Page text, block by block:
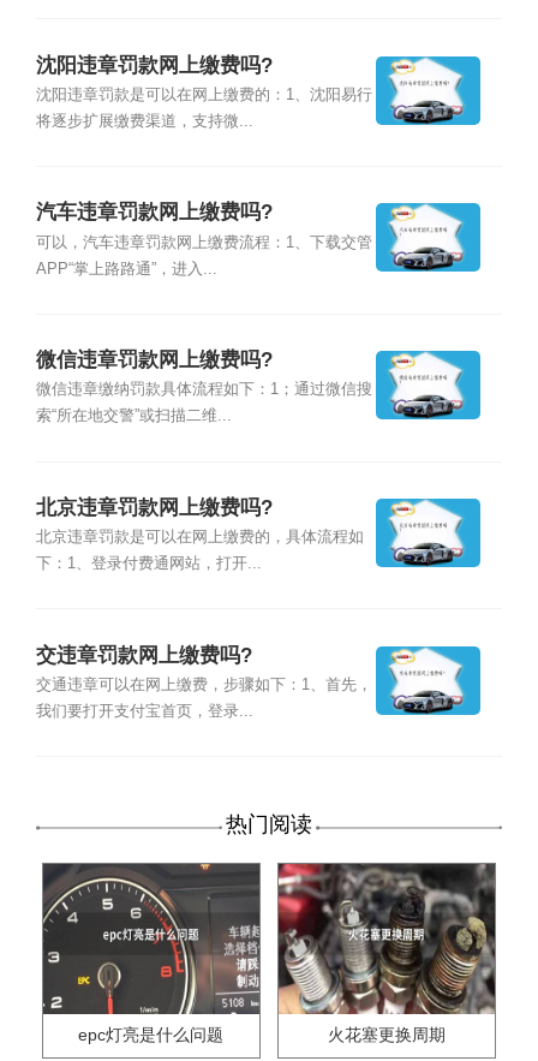
沈阳违章罚款网上缴费吗?
沈阳违章罚款是可以在网上缴费的：1、沈阳易行
将逐步扩展缴费渠道，支持微...
汽车违章罚款网上缴费吗?
可以，汽车违章罚款网上缴费流程：1、下载交管
APP“掌上路路通”，进入...
微信违章罚款网上缴费吗?
微信违章缴纳罚款具体流程如下：1；通过微信搜
索“所在地交警”或扫描二维...
北京违章罚款网上缴费吗?
北京违章罚款是可以在网上缴费的，具体流程如
下：1、登录付费通网站，打开...
交违章罚款网上缴费吗?
交通违章可以在网上缴费，步骤如下：1、首先，
我们要打开支付宝首页，登录...
热门阅读
epc灯亮是什么问题 火花塞更换周期